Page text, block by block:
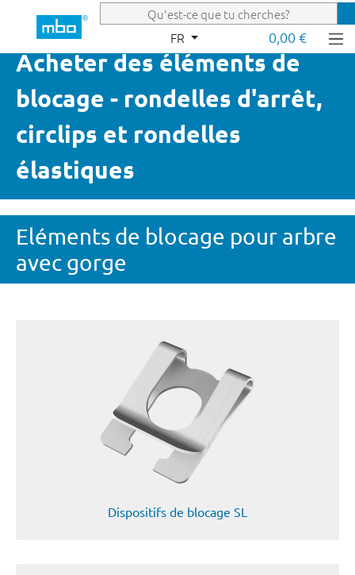
Passer au contenu principal
FR 0,00 €
Acheter des éléments de
blocage - rondelles d'arrêt,
circlips et rondelles
élastiques
Eléments de blocage pour arbre
avec gorge
Dispositifs de blocage SL